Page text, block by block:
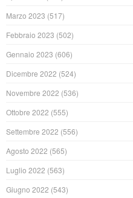
Marzo 2023 (517)
Febbraio 2023 (502)
Gennaio 2023 (606)
Dicembre 2022 (524)
Novembre 2022 (536)
Ottobre 2022 (555)
Settembre 2022 (556)
Agosto 2022 (565)
Luglio 2022 (563)
Giugno 2022 (543)